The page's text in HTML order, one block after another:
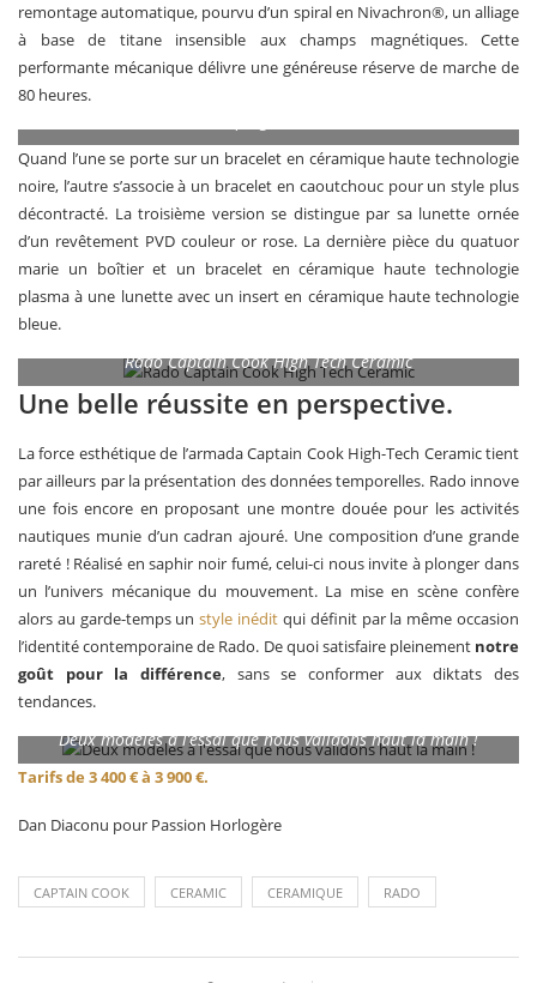
remontage automatique, pourvu d’un spiral en Nivachron®, un alliage
à base de titane insensible aux champs magnétiques. Cette
performante mécanique délivre une généreuse réserve de marche de
80 heures.
Captain Cook High Tech Ceramic : Une magnifique présence au
Quand l’une se porte sur un bracelet en céramique haute technologie
noire, l’autre s’associe à un bracelet en caoutchouc pour un style plus
décontracté. La troisième version se distingue par sa lunette ornée
d’un revêtement PVD couleur or rose. La dernière pièce du quatuor
marie un boîtier et un bracelet en céramique haute technologie
plasma à une lunette avec un insert en céramique haute technologie
bleue.
Rado Captain Cook High Tech Ceramic
Une belle réussite en perspective.
La force esthétique de l’armada Captain Cook High-Tech Ceramic tient
par ailleurs par la présentation des données temporelles. Rado innove
une fois encore en proposant une montre douée pour les activités
nautiques munie d’un cadran ajouré. Une composition d’une grande
rareté ! Réalisé en saphir noir fumé, celui-ci nous invite à plonger dans
un l’univers mécanique du mouvement. La mise en scène confère
alors au garde-temps unstyle inédit qui définit par la même occasion
l’identité contemporaine de Rado. De quoi satisfaire pleinement notre
goût pour la différence, sans se conformer aux diktats des
tendances.
Deux modèles à l’essai que nous validons haut la main !
Tarifs de 3 400 € à 3 900 €.
Dan Diaconu pour Passion Horlogère
CAPTAIN COOK CERAMIC CERAMIQUE RADO